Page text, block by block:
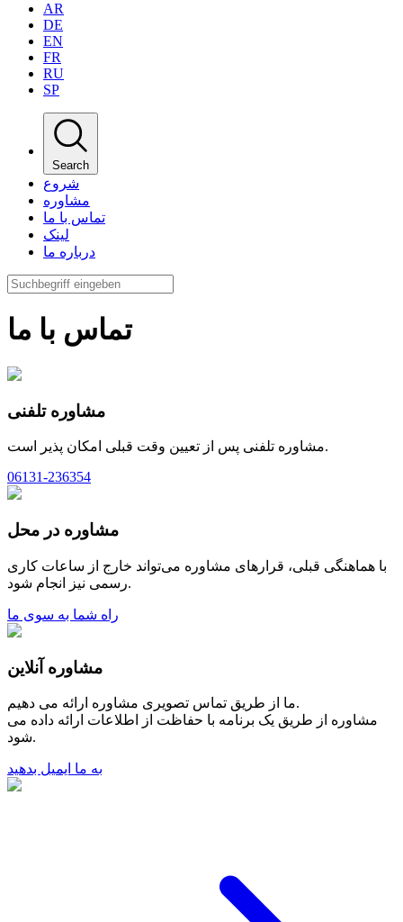
AR
DE
EN
FR
RU
SP
Search
شروع
مشاوره
تماس با ما
لینک
درباره ما
تماس با ما
مشاوره تلفنی
مشاوره تلفنی پس از تعیین وقت قبلی امکان پذیر است.
06131-236354
مشاوره در محل
با هماهنگی قبلی، قرارهای مشاوره می‌تواند خارج از ساعات کاری
رسمی نیز انجام شود.
راه شما به سوی ما
مشاوره آنلاین
ما از طریق تماس تصویری مشاوره ارائه می دهیم.
مشاوره از طریق یک برنامه با حفاظت از اطلاعات ارائه داده می
شود.
به ما ایمیل بدهید